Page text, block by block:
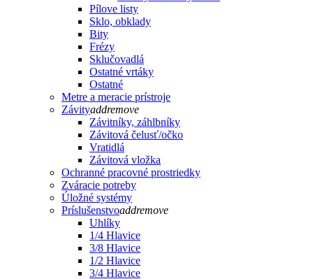
Pílove listy
Sklo, obklady
Bity
Frézy
Sklučovadlá
Ostatné vrtáky
Ostatné
Metre a meracie prístroje
Závityaddremove
Závitníky, záhlbníky
Závitová čelusť/očko
Vratidlá
Závitová vložka
Ochranné pracovné prostriedky
Zváracie potreby
Úložné systémy
Príslušenstvoaddremove
Uhlíky
1/4 Hlavice
3/8 Hlavice
1/2 Hlavice
3/4 Hlavice